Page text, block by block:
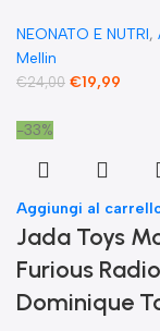
NEONATO E NUTRI,
Mellin
€24,00 €19,99
-33%
Aggiungi al
Jada Toys
Furious
Dominique